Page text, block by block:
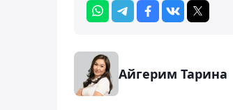
Айгерим Тарина